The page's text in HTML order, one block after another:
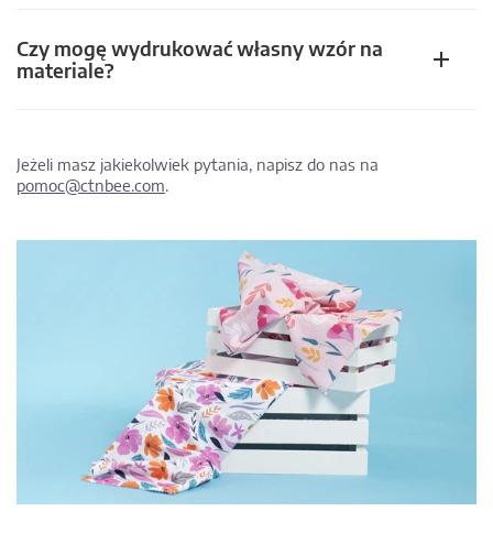
Czy mogę wydrukować własny wzór na
materiale?
Jeżeli masz jakiekolwiek pytania, napisz do nas na
pomoc@ctnbee.com.